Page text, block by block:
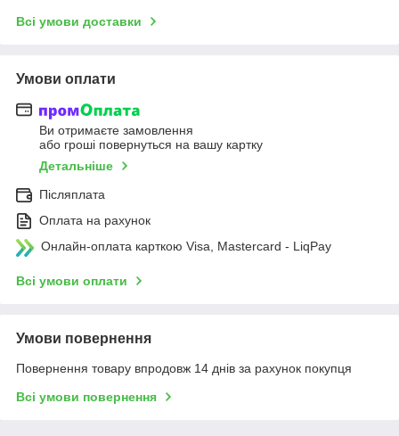
Всі умови доставки
Умови оплати
Ви отримаєте замовлення
або гроші повернуться на вашу картку
Детальніше
Післяплата
Оплата на рахунок
Онлайн-оплата карткою Visa, Mastercard - LiqPay
Всі умови оплати
Умови повернення
Повернення товару впродовж 14 днів за рахунок покупця
Всі умови повернення